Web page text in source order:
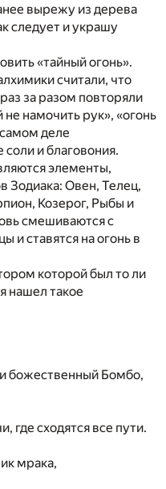
вырежу из дерева
следует и украшу
«тайный огонь».
считали, что
за разом повторяли
намочить рук», «огонь
деле
и благовония.
элементы,
Зодиака: Овен, Телец,
Козерог, Рыбы и
смешиваются с
и ставятся на огонь в
которой был то ли
нашел такое
божественный Бомбо,
где сходятся все пути.
мрака,